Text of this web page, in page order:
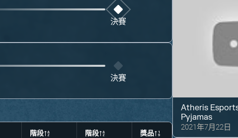
決賽
決賽
階段 階段 獎品
Atheris
Pyjamas
2021年7月22日